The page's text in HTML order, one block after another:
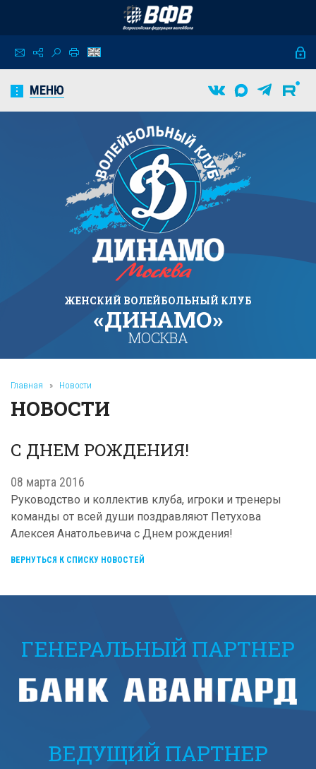
МЕНЮ
ЖЕНСКИЙ ВОЛЕЙБОЛЬНЫЙ КЛУБ
«ДИНАМО»
МОСКВА
Главная » Новости
НОВОСТИ
С ДНЕМ РОЖДЕНИЯ!
08 марта 2016
Руководство и коллектив клуба, игроки и тренеры
команды от всей души поздравляют Петухова
Алексея Анатольевича с Днем рождения!
ВЕРНУТЬСЯ К СПИСКУ НОВОСТЕЙ
ГЕНЕРАЛЬНЫЙ ПАРТНЕР
ВЕДУЩИЙ ПАРТНЕР